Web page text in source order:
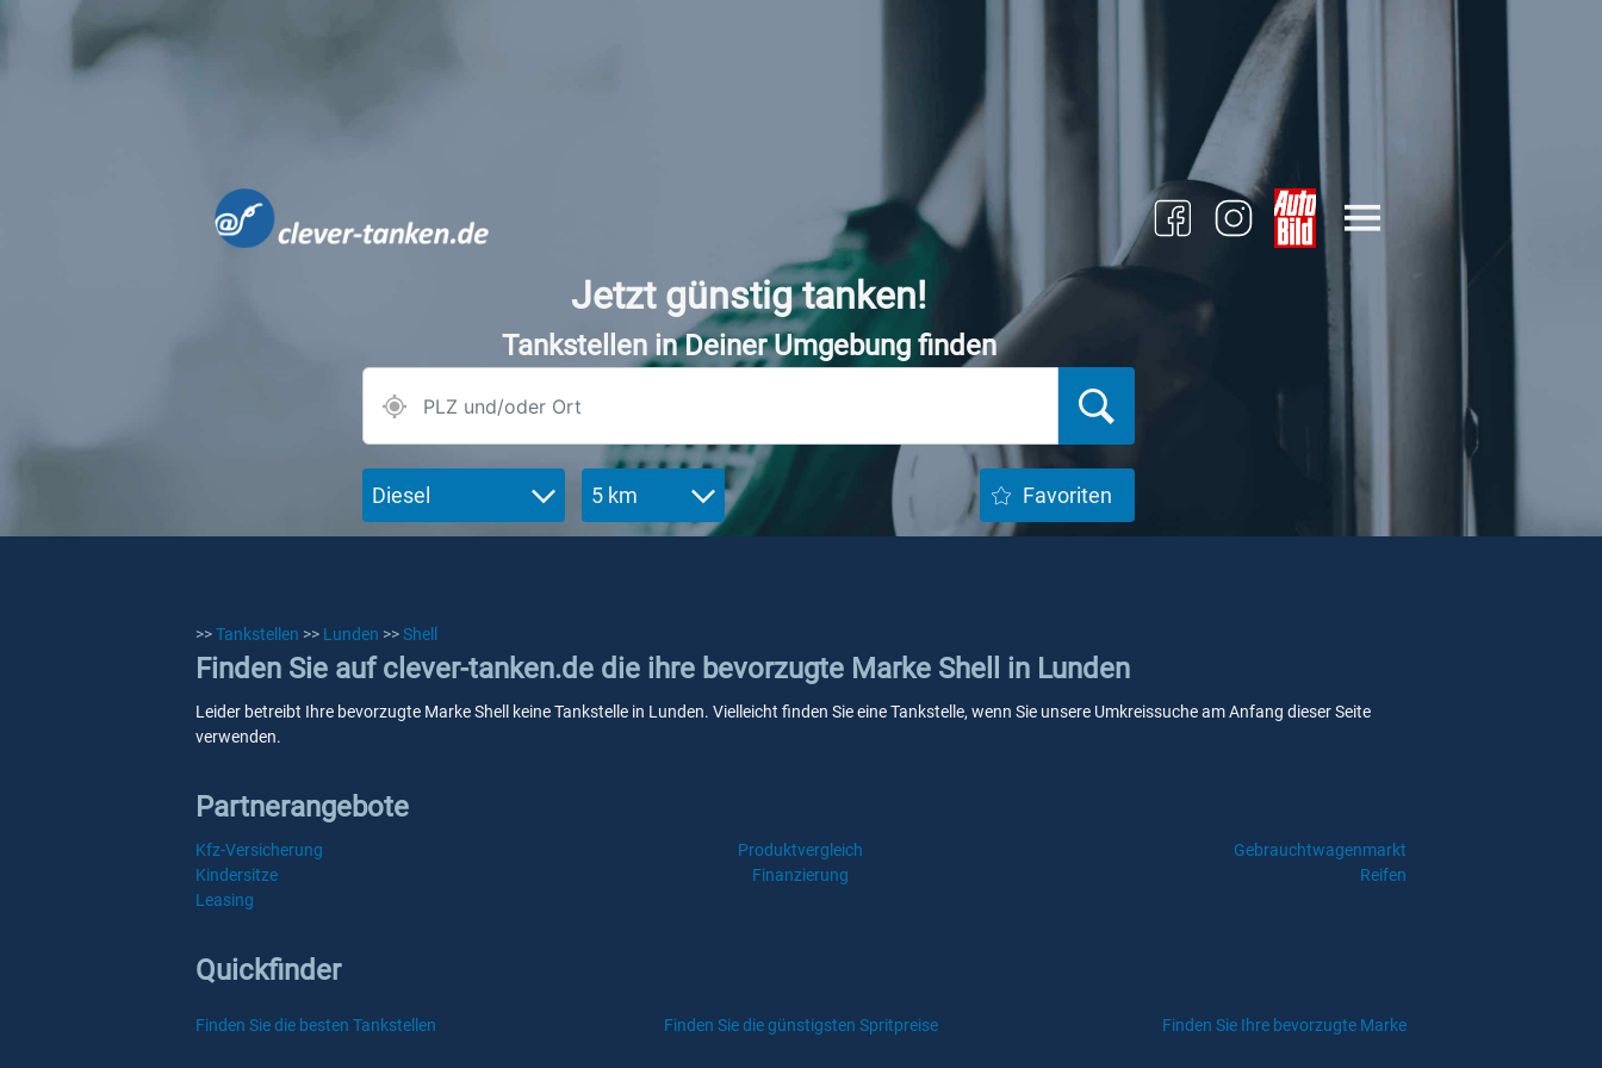
Jetzt günstig tanken!
Tankstellen in Deiner Umgebung finden
Diesel 5 km Favoriten
>>Tankstellen >> Lunden >>Shell
Finden Sie auf clever-tanken.de die ihre bevorzugte Marke Shell in Lunden
Leider betreibt Ihre bevorzugte Marke Shell keine Tankstelle in Lunden. Vielleicht finden Sie eine Tankstelle, wenn Sie unsere Umkreissuche am Anfang dieser Seite
verwenden.
Partnerangebote
Kfz-Versicherung Produktvergleich
Gebrauchtwagenmarkt
Kindersitze
Finanzierung
Reifen
Leasing
Quickfinder
Finden Sie die besten Tankstellen Finden Sie die günstigsten Spritpreise Finden Sie Ihre bevorzugte Marke